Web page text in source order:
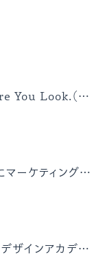
Leap Before You Look.（見る前に跳べ）
学生のうちにマーケティング脳を鍛えておこう
ルネサンス・デザインアカデミーからインターン生がやってきました